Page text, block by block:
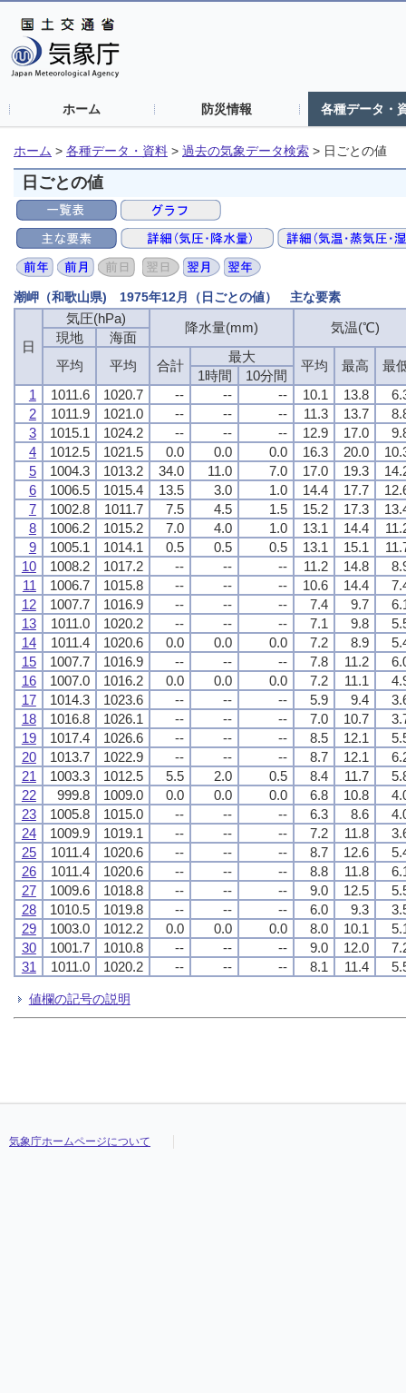
ホーム 防災情報 各種データ・
ホーム > 各種データ・資料 > 過去の気象データ検索 > 日ごとの値
日ごとの値
潮岬（和歌山県) 1975年12月（日ごとの値） 主な要素
日
気圧(hPa)
降水量(mm) 気温(℃)
現地
海面
平均
平均 合計
最大
平均 最高 最
1時間
10分間
1
1011.6 1020.7 -- -- -- 10.1 13.8
2
1011.9 1021.0 -- -- -- 11.3 13.7
3
1015.1 1024.2 -- -- -- 12.9 17.0
4
1012.5 1021.5 0.0 0.0 0.0 16.3 20.0
5
1004.3 1013.2 34.0 11.0 7.0 17.0 19.3
6
1006.5 1015.4 13.5 3.0 1.0 14.4 17.7
7
1002.8 1011.7 7.5 4.5 1.5 15.2 17.3
8
1006.2 1015.2 7.0 4.0 1.0 13.1 14.4
9
1005.1 1014.1 0.5 0.5 0.5 13.1 15.1
10
1008.2 1017.2 -- -- -- 11.2 14.8
11
1006.7 1015.8 -- -- -- 10.6 14.4
12
1007.7 1016.9 -- -- -- 7.4 9.7
13
1011.0 1020.2 -- -- -- 7.1 9.8
14
1011.4 1020.6 0.0 0.0 0.0 7.2 8.9
15
1007.7 1016.9 -- -- -- 7.8 11.2
16
1007.0 1016.2 0.0 0.0 0.0 7.2 11.1
17
1014.3 1023.6 -- -- -- 5.9 9.4
18
1016.8 1026.1 -- -- -- 7.0 10.7
19
1017.4 1026.6 -- -- -- 8.5 12.1
20
1013.7 1022.9 -- -- -- 8.7 12.1
21
1003.3 1012.5 5.5 2.0 0.5 8.4 11.7
22
999.8 1009.0 0.0 0.0 0.0 6.8 10.8
23
1005.8 1015.0 -- -- -- 6.3 8.6
24
1009.9 1019.1 -- -- -- 7.2 11.8
25
1011.4 1020.6 -- -- -- 8.7 12.6
26
1011.4 1020.6 -- -- -- 8.8 11.8
27
1009.6 1018.8 -- -- -- 9.0 12.5
28
1010.5 1019.8 -- -- -- 6.0 9.3
29
1003.0 1012.2 0.0 0.0 0.0 8.0 10.1
30
1001.7 1010.8 -- -- -- 9.0 12.0
31
1011.0 1020.2 -- -- -- 8.1 11.4
値欄の記号の説明
気象庁ホームページについて